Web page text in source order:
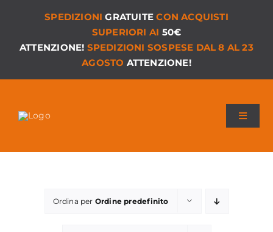
SPEDIZIONIGRATUITE CON ACQUISTI
SUPERIORI AI 50€
ATTENZIONE! SPEDIZIONI SOSPESE DAL 8 AL 23
AGOSTO ATTENZIONE!
Toggle
Ordina per Ordine predefinito